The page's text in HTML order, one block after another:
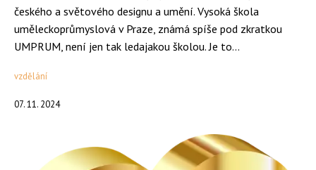
českého a světového designu a umění. Vysoká škola
uměleckoprůmyslová v Praze, známá spíše pod zkratkou
UMPRUM, není jen tak ledajakou školou. Je to...
vzdělání
07. 11. 2024